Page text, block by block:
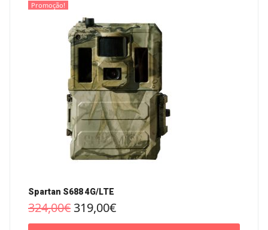
Promoção!
Spartan S688 4G/LTE
324,00€ 319,00€